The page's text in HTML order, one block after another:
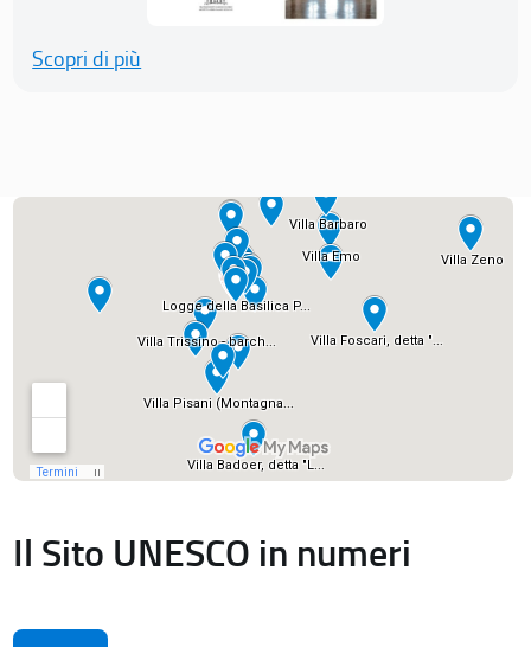
Scopri di più
Il Sito UNESCO in numeri